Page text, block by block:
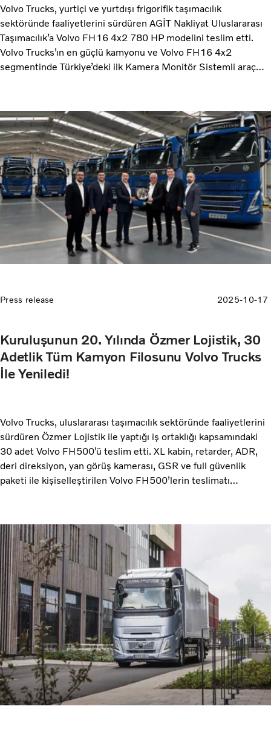
Volvo Trucks, yurtiçi ve yurtdışı frigorifik taşımacılık
sektöründe faaliyetlerini sürdüren AGİT Nakliyat Uluslararası
Taşımacılık’a Volvo FH16 4x2 780 HP modelini teslim etti.
Volvo Trucks’ın en güçlü kamyonu ve Volvo FH16 4x2
segmentinde Türkiye’deki ilk Kamera Monitör Sistemli araç
gerçekleştirildi.
Press release 2025-10-17
Kuruluşunun 20. Yılında Özmer Lojistik, 30
Adetlik Tüm Kamyon Filosunu Volvo Trucks
İle Yeniledi!
Volvo Trucks, uluslararası taşımacılık sektöründe faaliyetlerini
sürdüren Özmer Lojistik ile yaptığı iş ortaklığı kapsamındaki
30 adet Volvo FH500’ü teslim etti. XL kabin, retarder, ADR,
deri direksiyon, yan görüş kamerası, GSR ve full güvenlik
paketi ile kişiselleştirilen Volvo FH500’lerin teslimatı
Volvo Finansal Hizmetler Bölge Satış Müdürleri Emrah Barış
ve Tuncay Alev tarafından, Özmer Lojistik Yönetim Kurulu
Başkanı Ömer Öztürk, Özmer Lojistik Yönetim Kurulu Üyesi
Mert Öztürk ve Özmer Lojistik Operasyon Müdürü Emre
Öztürk’ün katılımıyla gerçekleştirildi.